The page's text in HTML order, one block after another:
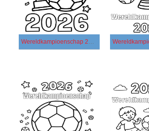
Wereldkampioenschap 2026 afdrukbaar simpel